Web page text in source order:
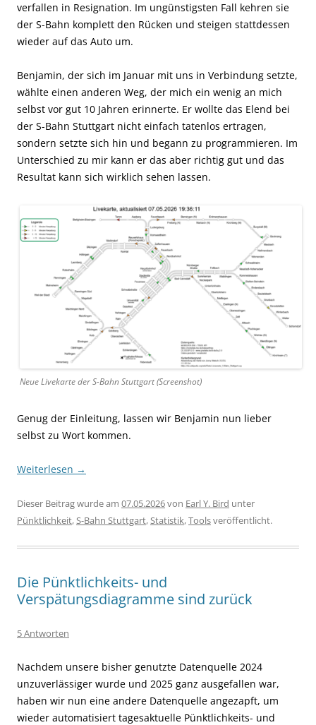
verfallen in Resignation. Im ungünstigsten Fall kehren sie
der S-Bahn komplett den Rücken und steigen stattdessen
wieder auf das Auto um.
Benjamin, der sich im Januar mit uns in Verbindung setzte,
wählte einen anderen Weg, der mich ein wenig an mich
selbst vor gut 10 Jahren erinnerte. Er wollte das Elend bei
der S-Bahn Stuttgart nicht einfach tatenlos ertragen,
sondern setzte sich hin und begann zu programmieren. Im
Unterschied zu mir kann er das aber richtig gut und das
Resultat kann sich wirklich sehen lassen.
Neue Livekarte der S-Bahn Stuttgart (Screenshot)
Genug der Einleitung, lassen wir Benjamin nun lieber
selbst zu Wort kommen.
Weiterlesen →
Dieser Beitrag wurde am 07.05.2026von Earl Y. Bird unter
Pünktlichkeit,S-Bahn Stuttgart,Statistik,Toolsveröffentlicht.
Die Pünktlichkeits- und
Verspätungsdiagramme sind zurück
5 Antworten
Nachdem unsere bisher genutzte Datenquelle 2024
unzuverlässiger wurde und 2025 ganz ausgefallen war,
haben wir nun eine andere Datenquelle angezapft, um
wieder automatisiert tagesaktuelle Pünktlichkeits- und